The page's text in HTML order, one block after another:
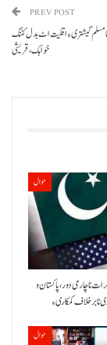
PREV POST
مسلم گیشتری ءِ اقلیت اٹ بدل کننگ
خواہک، قریشی
حوال
نا چارمی دور،پاکستان و
حوال